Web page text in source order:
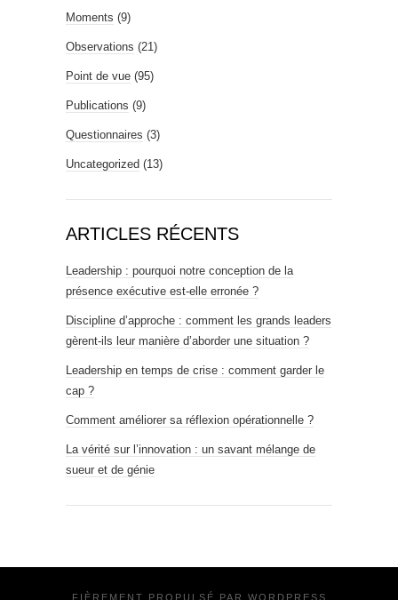
Moments (9)
Observations (21)
Point de vue (95)
Publications (9)
Questionnaires (3)
Uncategorized (13)
ARTICLES RÉCENTS
Leadership : pourquoi notre conception de la
présence exécutive est-elle erronée ?
Discipline d’approche : comment les grands leaders
gèrent-ils leur manière d’aborder une situation ?
Leadership en temps de crise : comment garder le
cap ?
Comment améliorer sa réflexion opérationnelle ?
La vérité sur l’innovation : un savant mélange de
sueur et de génie
FIÈREMENT PROPULSÉ PAR WORDPRESS